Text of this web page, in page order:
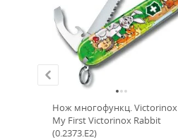
Нож многофункц. Victorinox
My First Victorinox Rabbit
(0.2373.E2)